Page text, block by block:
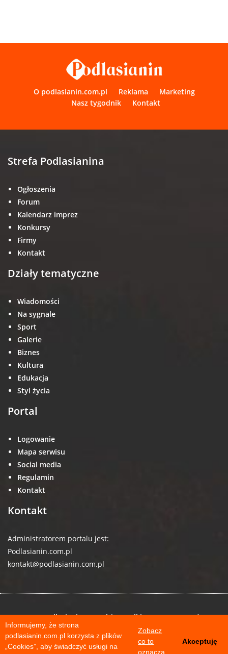
Informujemy, że strona
podlasianin.com.pl korzysta z plików
„Cookies”, aby świadczyć usługi na
Zobacz
co to
oznacza
Akceptuję
O podlasianin.com.pl Reklama
Marketing
Nasz tygodnik
Kontakt
Strefa Podlasianina
Ogłoszenia
Forum
Kalendarz imprez
Konkursy
Firmy
Kontakt
Działy tematyczne
Wiadomości
Na sygnale
Sport
Galerie
Biznes
Kultura
Edukacja
Styl życia
Portal
Logowanie
Mapa serwisu
Social media
Regulamin
Kontakt
Kontakt
Administratorem portalu jest:
Podlasianin.com.pl
kontakt@podlasianin.com.pl
© 2026 podlasianin.com.pl | Wszelkie prawa zastrzeżone